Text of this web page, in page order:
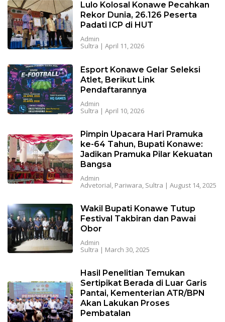
Lulo Kolosal Konawe Pecahkan
Rekor Dunia, 26.126 Peserta
Padati ICP di HUT
Admin
Sultra | April 11, 2026
Esport Konawe Gelar Seleksi
Atlet, Berikut Link
Pendaftarannya
Admin
Sultra | April 10, 2026
Pimpin Upacara Hari Pramuka
ke-64 Tahun, Bupati Konawe:
Jadikan Pramuka Pilar Kekuatan
Bangsa
Admin
Advetorial, Pariwara, Sultra | August 14, 2025
Wakil Bupati Konawe Tutup
Festival Takbiran dan Pawai
Obor
Admin
Sultra | March 30, 2025
Hasil Penelitian Temukan
Sertipikat Berada di Luar Garis
Pantai, Kementerian ATR/BPN
Akan Lakukan Proses
Pembatalan